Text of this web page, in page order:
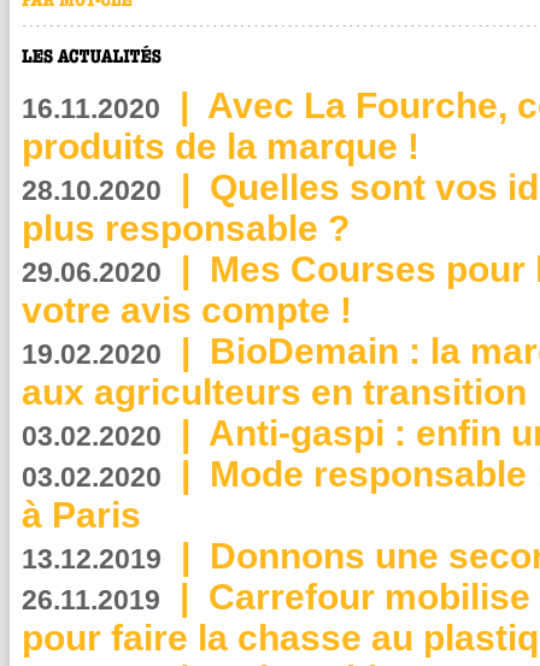
16.11.2020 | Avec La Fourche,
produits de la marque !
28.10.2020 | Quelles sont vos
plus responsable ?
29.06.2020 | Mes Courses pour
votre avis compte !
19.02.2020 | BioDemain : la
aux agriculteurs en transition
03.02.2020 | Anti-gaspi : enfin
03.02.2020 | Mode
à Paris
13.12.2019 | Donnons une
26.11.2019 | Carrefour
pour faire la chasse au